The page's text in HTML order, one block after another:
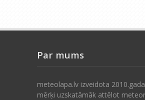
Par mums
meteolapa.lv izveidota
mērķi uzskatāmāk attēlot